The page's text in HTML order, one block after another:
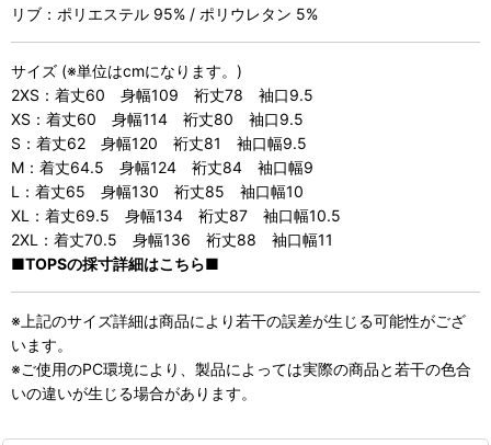
リブ：ポリエステル 95% / ポリウレタン 5%
サイズ (※単位はcmになります。)
2XS：着丈60 身幅109 裄丈78 袖口9.5
XS：着丈60 身幅114 裄丈80 袖口9.5
S：着丈62 身幅120 裄丈81 袖口幅9.5
M：着丈64.5 身幅124 裄丈84 袖口幅9
L：着丈65 身幅130 裄丈85 袖口幅10
XL：着丈69.5 身幅134 裄丈87 袖口幅10.5
2XL：着丈70.5 身幅136 裄丈88 袖口幅11
■TOPSの採寸詳細はこちら■
※上記のサイズ詳細は商品により若干の誤差が生じる可能性がござ
います。
※ご使用のPC環境により、製品によっては実際の商品と若干の色合
いの違いが生じる場合があります。